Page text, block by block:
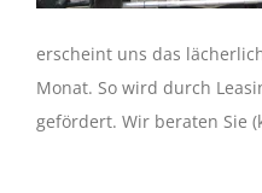
erscheint uns das
Monat. So wird durch
gefördert. Wir beraten Sie